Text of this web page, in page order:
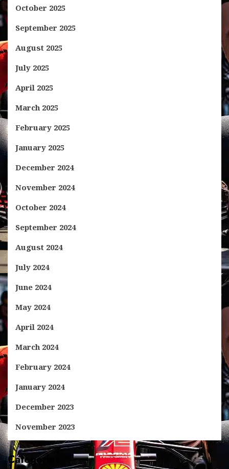
October 2025
September 2025
August 2025
July 2025
April 2025
March 2025
February 2025
January 2025
December 2024
November 2024
October 2024
September 2024
August 2024
July 2024
June 2024
May 2024
April 2024
March 2024
February 2024
January 2024
December 2023
November 2023
Categories